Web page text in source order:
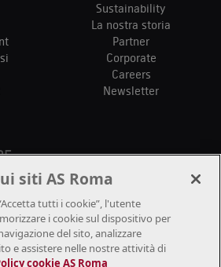
Sustainability
La nostra storia
Partner
Corporate
Careers
Newsletter
siti AS Roma
tutti i cookie”, l'utente
i cookie sul dispositivo per
del sito, analizzare
e assistere nelle nostre attività di
cookie AS Roma